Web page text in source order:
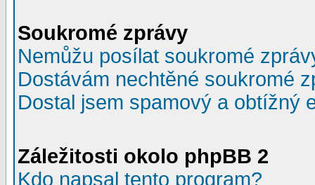
Soukromé zprávy
Nemůžu posílat soukromé
Dostávám nechtěné soukromé
Dostal jsem spamový a obtížný
Záležitosti okolo phpBB 2
Kdo napsal tento program?